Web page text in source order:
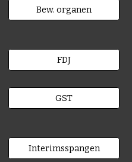
Bew. organen
FDJ
GST
Interimsspangen